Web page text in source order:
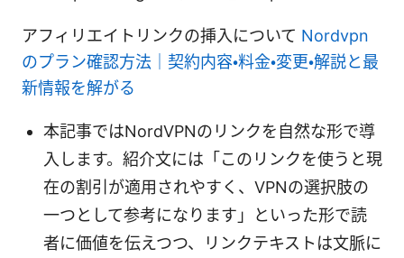
アフィリエイトリンクの挿入について Nordvpn
のプラン確認方法｜契約内容・料金・変更・解説と最
新情報を解がる
本記事ではNordVPNのリンクを自然な形で導
入します。紹介文には「このリンクを使うと現
在の割引が適用されやすく、VPNの選択肢の
一つとして参考になります」といった形で読
者に価値を伝えつつ、リンクテキストは文脈に